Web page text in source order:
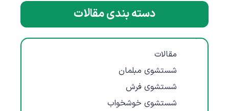
دسته بندی مقالات
مقالات
شستشوی مبلمان
شستشوی فرش
شستشوی خوشخواب